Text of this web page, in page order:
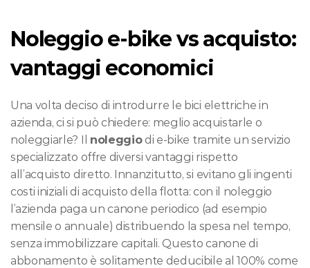
Noleggio e-bike vs acquisto:
vantaggi economici
Una volta deciso di introdurre le bici elettriche in
azienda, ci si può chiedere: meglio acquistarle o
noleggiarle? Il noleggio di e-bike tramite un servizio
specializzato offre diversi vantaggi rispetto
all’acquisto diretto. Innanzitutto, si evitano gli ingenti
costi iniziali di acquisto della flotta: con il noleggio
l’azienda paga un canone periodico (ad esempio
mensile o annuale) distribuendo la spesa nel tempo,
senza immobilizzare capitali. Questo canone di
abbonamento è solitamente deducibile al 100% come